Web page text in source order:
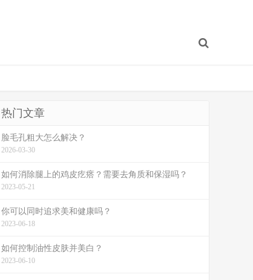
热门文章
脸毛孔粗大怎么解决？
2026-03-30
如何消除腿上的鸡皮疙瘩？需要去角质和保湿吗？
2023-05-21
你可以同时追求美和健康吗？
2023-06-18
如何控制油性皮肤并美白？
2023-06-10